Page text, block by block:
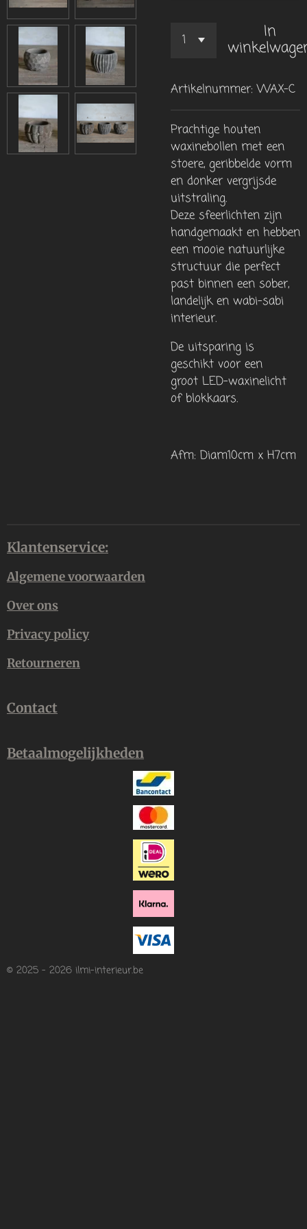
In
Artikelnummer: WAX-C
Prachtige houten
waxinebollen met een
stoere, geribbelde vorm
en donker vergrijsde
uitstraling.
Deze sfeerlichten zijn
handgemaakt en hebben
een mooie natuurlijke
structuur die perfect
past binnen een sober,
landelijk en wabi-sabi
interieur.
De uitsparing is
geschikt voor een
groot LED-waxinelicht
of blokkaars.
Afm: Diam10cm x H7cm
Klantenservice:
Algemene voorwaarden
Over ons
Privacy policy
Retourneren
Contact
Betaalmogelijkheden
© 2025 - 2026 ilmi-interieur.be